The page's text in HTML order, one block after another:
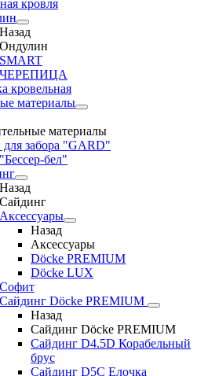
кровля
Назад
Ондулин
SMART
ЧЕРЕПИЦА
кровельная
материалы
материалы
для забора "GARD"
бел"
Назад
Сайдинг
Аксессуары
Назад
Аксессуары
Döcke PREMIUM
Döcke LUX
Софит
Сайдинг Döcke PREMIUM
Назад
Сайдинг Döcke PREMIUM
Сайдинг D4.5D Корабельный
брус
Сайдинг D5С Елочка